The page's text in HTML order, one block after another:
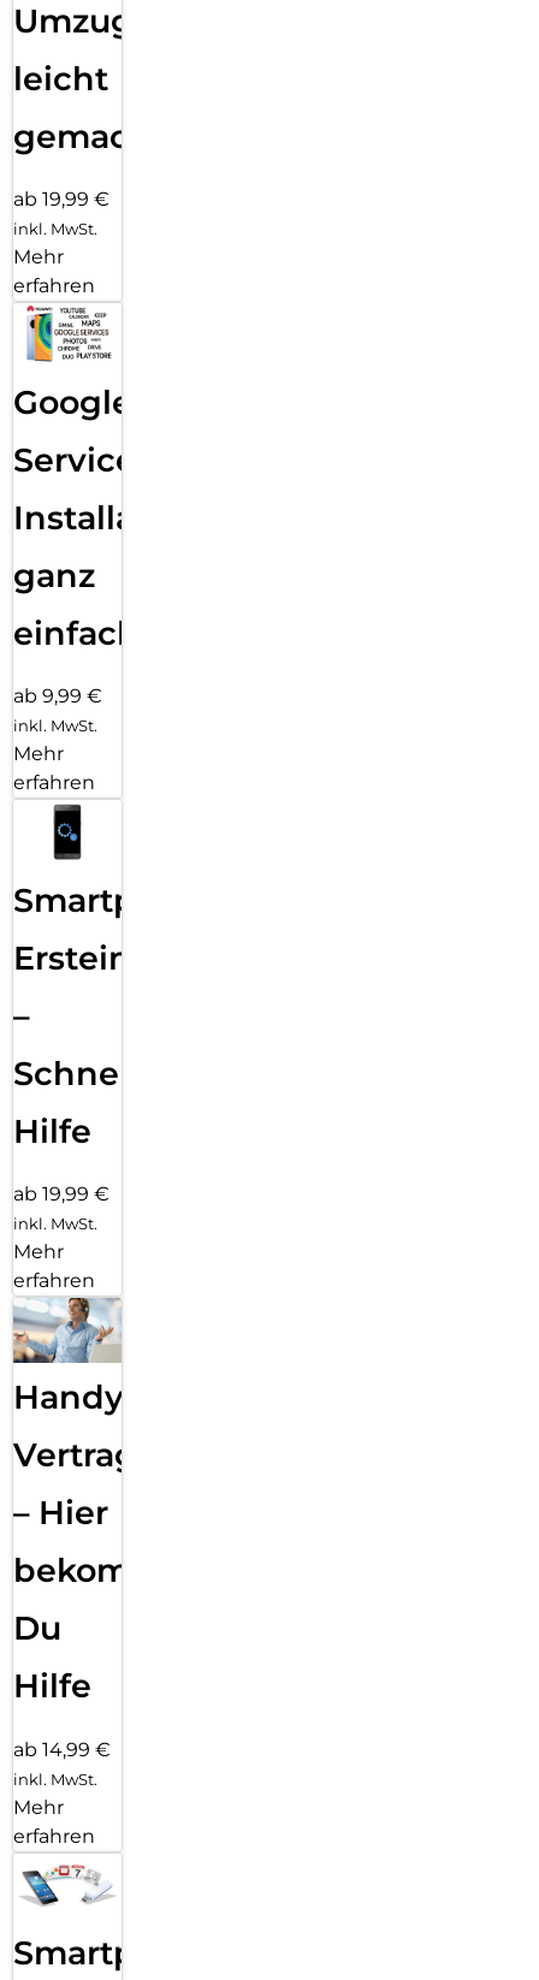
Umzug
leicht
gemacht!
ab 19,99 €
inkl. MwSt.
Mehr
erfahren
Google
Services
Installation
ganz
einfach
ab 9,99 €
inkl. MwSt.
Mehr
erfahren
Smartphone
Ersteinrichtung
–
Schnelle
Hilfe
ab 19,99 €
inkl. MwSt.
Mehr
erfahren
Handy
Vertragsabwicklung
– Hier
bekommst
Du
Hilfe
ab 14,99 €
inkl. MwSt.
Mehr
erfahren
Smartphone